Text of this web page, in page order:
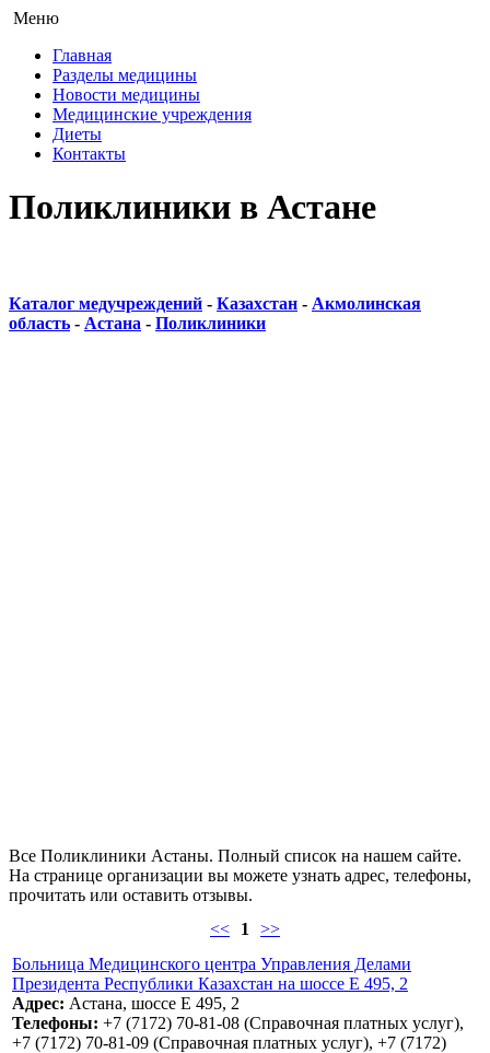
Меню
Главная
Разделы медицины
Новости медицины
Медицинские учреждения
Диеты
Контакты
Поликлиники в Астане
Каталог медучреждений - Казахстан - Акмолинская
область - Астана - Поликлиники
Все Поликлиники Астаны. Полный список на нашем сайте.
На странице организации вы можете узнать адрес, телефоны,
прочитать или оставить отзывы.
<<
1 >>
Больница Медицинского центра Управления Делами
Президента Республики Казахстан на шоссе E 495, 2
Адрес: Астана, шоссе E 495, 2
Телефоны: +7 (7172) 70-81-08 (Справочная платных услуг),
+7 (7172) 70-81-09 (Справочная платных услуг), +7 (7172)